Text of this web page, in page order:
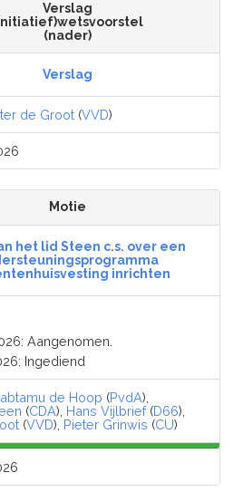
Verslag
(nader)
Verslag
de Groot (VVD)
Motie
het lid Steen c.s. over een
inrichten
Aangenomen.
Ingediend
de Hoop (PvdA),
(CDA), Hans Vijlbrief(D66),
(VVD), Pieter Grinwis (CU)